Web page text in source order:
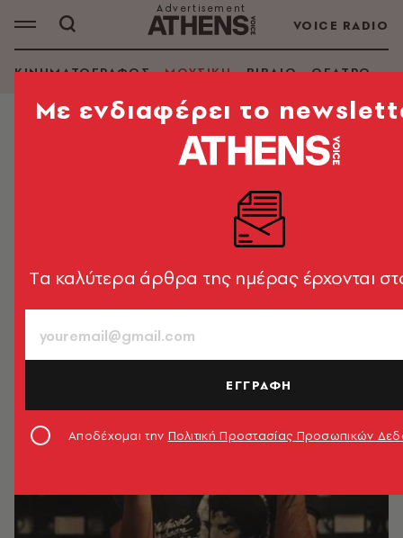
VOICE RADIO
ΚΙΝΗΜΑΤΟΓΡΑΦΟΣ ΜΟΥΣΙΚΗ ΒΙΒΛΙΟ ΘΕΑΤΡΟ -
Ένα δεκάλεπτο φιλμάκι για τα avatar που αποκτούν
Μάκης Μηλάτος
Mε ενδιαφέρει το
Tα καλύτερα άρθρα της ημέρας έρχονται
ΕΓΓΡΑΦΗ
Αποδέχομαι την Πολιτική Προστασίας Προσωπικών